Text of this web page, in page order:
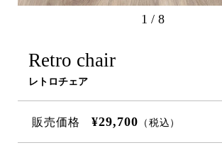
1 / 8
Retro chair
レトロチェア
販売価格¥29,700 （税込）